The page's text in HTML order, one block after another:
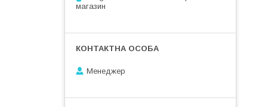
магазин
Менеджер